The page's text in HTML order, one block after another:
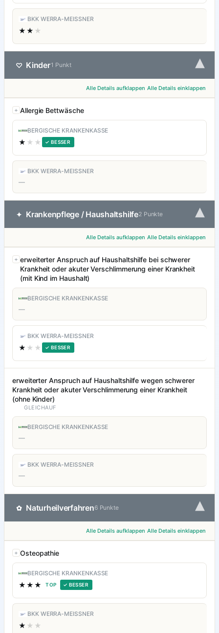
BKK WERRA-MEISSNER
★★ ★
♡ Kinder1 Punkt ▾
Alle Details aufklappen Alle Details einklappen
Allergie Bettwäsche
BERGISCHE KRANKENKASSE
★ ★★ ✓ BESSER
BKK WERRA-MEISSNER
—
✦ Krankenpflege / Haushaltshilfe2 Punkte ▾
Alle Details aufklappen Alle Details einklappen
erweiterter Anspruch auf Haushaltshilfe bei schwerer
Krankheit oder akuter Verschlimmerung einer Krankheit
(mit Kind im Haushalt)
BERGISCHE KRANKENKASSE
—
BKK WERRA-MEISSNER
★ ★★ ✓ BESSER
erweiterter Anspruch auf Haushaltshilfe wegen schwerer
Krankheit oder akuter Verschlimmerung einer Krankheit
(ohne Kinder)
GLEICHAUF
BERGISCHE KRANKENKASSE
—
BKK WERRA-MEISSNER
—
✿ Naturheilverfahren6 Punkte ▾
Alle Details aufklappen Alle Details einklappen
Osteopathie
BERGISCHE KRANKENKASSE
★★★ TOP ✓ BESSER
BKK WERRA-MEISSNER
★ ★★